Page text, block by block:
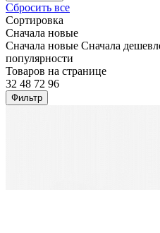
Сбросить все
Сортировка
Сначала новые
Сначала новые Сначала
популярности
Товаров на странице
32 48 72 96
Фильтр